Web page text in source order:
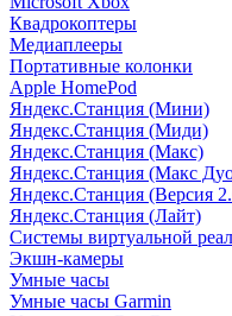
Квадрокоптеры
Медиаплееры
Портативные колонки
Apple HomePod
Яндекс.Станция (Мини)
Яндекс.Станция (Миди)
Яндекс.Станция (Макс)
Яндекс.Станция (Макс
Яндекс.Станция (Версия
Яндекс.Станция (Лайт)
Системы виртуальной
Экшн-камеры
Умные часы
Умные часы Garmin